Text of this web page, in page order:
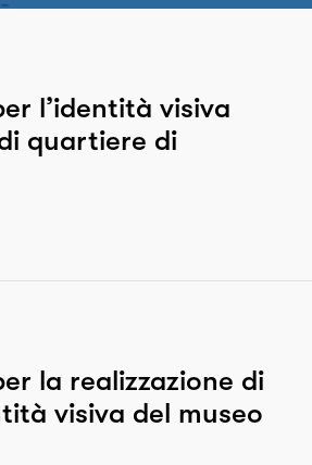
l’identità visiva
quartiere di
la realizzazione di
visiva del museo